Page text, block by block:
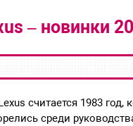
– новинки
считается 1983
среди